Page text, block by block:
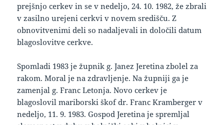
prejšnjo cerkev in se v nedeljo, 24. 10. 1982, že zbrali
v zasilno urejeni cerkvi v novem središču. Z
obnovitvenimi deli so nadaljevali in določili datum
blagoslovitve cerkve.
Spomladi 1983 je župnik g. Janez Jeretina zbolel za
rakom. Moral je na zdravljenje. Na župniji ga je
zamenjal g. Franc Letonja. Novo cerkev je
blagoslovil mariborski škof dr. Franc Kramberger v
nedeljo, 11. 9. 1983. Gospod Jeretina je spremljal